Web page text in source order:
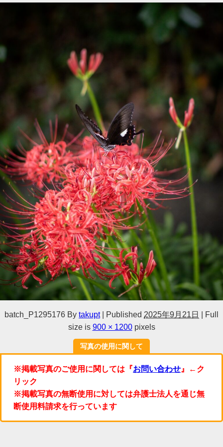
batch_P1295176 By takupt Published 2025年9月21日
Full
size is 900 × 1200pixels
写真の使用に関して
※掲載写真のご使用に関しては『お問い合わせ 』←ク
リック
※掲載写真の無断使用に対しては弁護士法人を通じ無
断使用料請求を行っています